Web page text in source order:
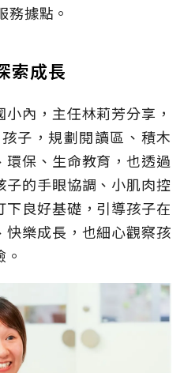
務據點。
索成長
內，主任林莉芳分享，
子，規劃閱讀區、積木
保、生命教育，也透過
子的手眼協調、小肌肉控
良好基礎，引導孩子在
樂成長，也細心觀察孩